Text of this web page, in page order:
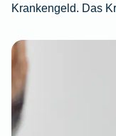
Krankengeld. Das